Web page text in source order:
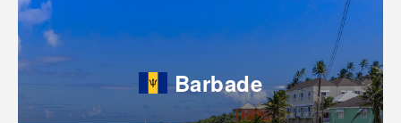
Barbade